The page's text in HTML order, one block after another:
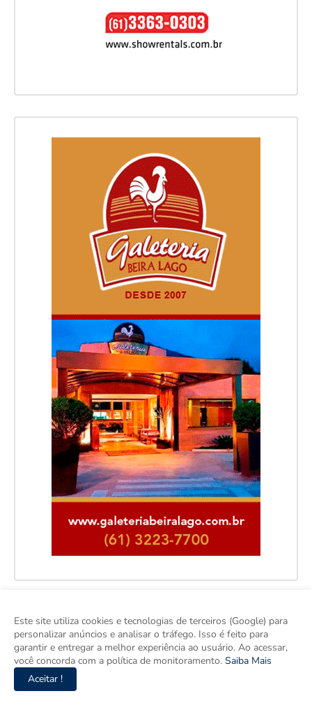
Este site utiliza cookies e tecnologias de terceiros (Google) para
personalizar anúncios e analisar o tráfego. Isso é feito para
garantir e entregar a melhor experiência ao usuário. Ao acessar,
você concorda com a política de monitoramento. Saiba Mais
Aceitar !